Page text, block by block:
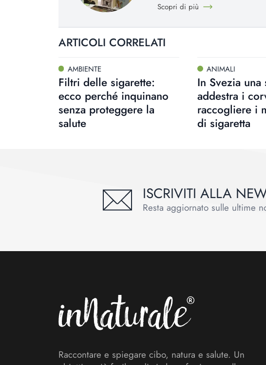
Scopri di più
ARTICOLI CORRELATI
AMBIENTE
Filtri delle sigarette:
ecco perché inquinano
senza proteggere la
salute
ANIMALI
In Svezia una
addestra i
raccogliere i
di sigaretta
ISCRIVITI ALLA
Resta aggiornato sulle ultime
Raccontare e spiegare cibo, natura e salute. Un